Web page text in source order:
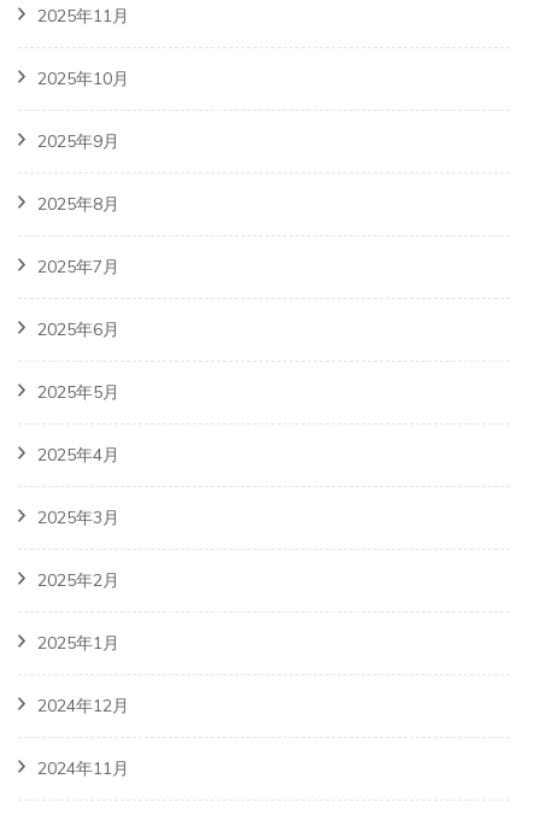
2025年11月
2025年10月
2025年9月
2025年8月
2025年7月
2025年6月
2025年5月
2025年4月
2025年3月
2025年2月
2025年1月
2024年12月
2024年11月